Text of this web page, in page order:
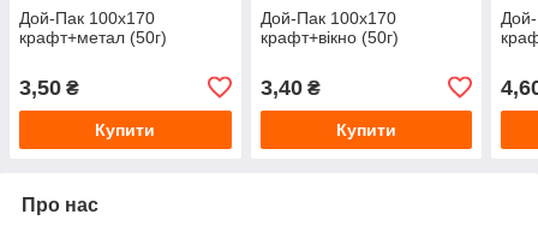
Дой-Пак 100х170
крафт+метал (50г)
3,50 ₴
Купити
Дой-Пак 100х170
крафт+вікно (50г)
3,40₴
Купити
Про нас